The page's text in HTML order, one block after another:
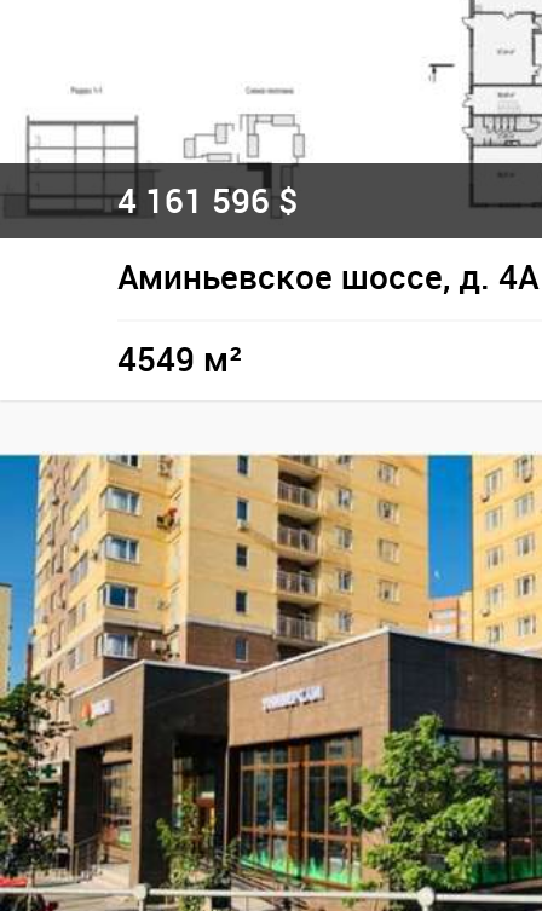
4 161 596 $
Аминьевское шоссе, д. 4А
4549 м²